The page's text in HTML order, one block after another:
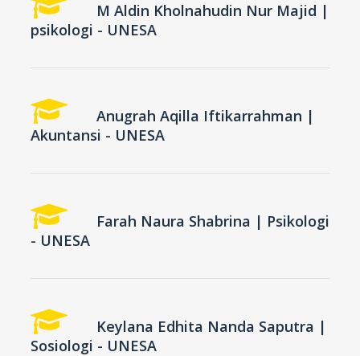
M Aldin Kholnahudin Nur Majid |
psikologi - UNESA
Anugrah Aqilla Iftikarrahman |
Akuntansi - UNESA
Farah Naura Shabrina | Psikologi
- UNESA
Keylana Edhita Nanda Saputra |
Sosiologi - UNESA